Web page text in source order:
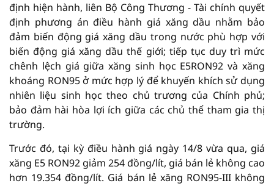
định hiện hành, liên Bộ Công Thương - Tài chính quyết
định phương án điều hành giá xăng dầu nhằm bảo
đảm biến động giá xăng dầu trong nước phù hợp với
biến động giá xăng dầu thế giới; tiếp tục duy trì mức
chênh lệch giá giữa xăng sinh học E5RON92 và xăng
khoáng RON95 ở mức hợp lý để khuyến khích sử dụng
nhiên liệu sinh học theo chủ trương của Chính phủ;
bảo đảm hài hòa lợi ích giữa các chủ thể tham gia thị
trường.
Trước đó, tại kỳ điều hành giá ngày 14/8 vừa qua, giá
xăng E5 RON92 giảm 254 đồng/lít, giá bán lẻ không cao
hơn 19.354 đồng/lít. Giá bán lẻ xăng RON95-III không